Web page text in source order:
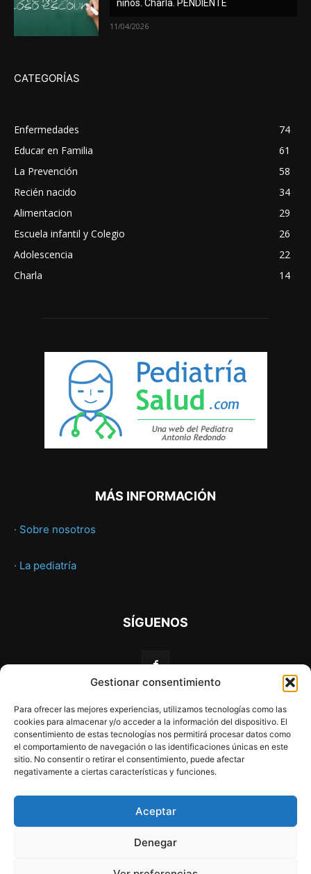
Gestionar consentimiento
Para ofrecer las mejores experiencias, utilizamos tecnologías como las
cookies para almacenar y/o acceder a la información del dispositivo. El
consentimiento de estas tecnologías nos permitirá procesar datos como
el comportamiento de navegación o las identificaciones únicas en este
sitio. No consentir o retirar el consentimiento, puede afectar
negativamente a ciertas características y funciones.
Aceptar
Denegar
niños. Charla. PENDIENTE
11/04/2026
CATEGORÍAS
Enfermedades
74
Educar en Familia
61
La Prevención
58
Recién nacido
34
Alimentacion
29
Escuela infantil y Colegio
26
Adolescencia
22
Charla
14
MÁS INFORMACIÓN
· Sobre nosotros
· La pediatría
SÍGUENOS
Web financiada por la Unión Europea a través de los
fondos «NextGenerationEU» y el programa Kit Digital.
Política de privacidad Declaración de accesibilidad
Recién nacido Desarrollo